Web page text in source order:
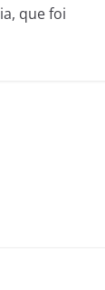
que foi